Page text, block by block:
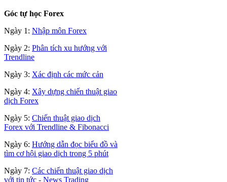
Góc tự học Forex
Ngày 1: Nhập môn Forex
Ngày 2: Phân tích xu hướng với
Trendline
Ngày 3: Xác định các mức cản
Ngày 4: Xây dựng chiến thuật giao
dịch Forex
Ngày 5: Chiến thuật giao dịch
Forex với Trendline & Fibonacci
Ngày 6: Hướng dẫn đọc biểu đồ và
tìm cơ hội giao dịch trong 5 phút
Ngày 7: Các chiến thuật giao dịch
với tin tức - News Trading